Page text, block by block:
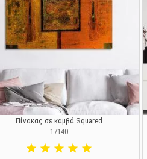
Πίνακας σε καμβά Squared
17140